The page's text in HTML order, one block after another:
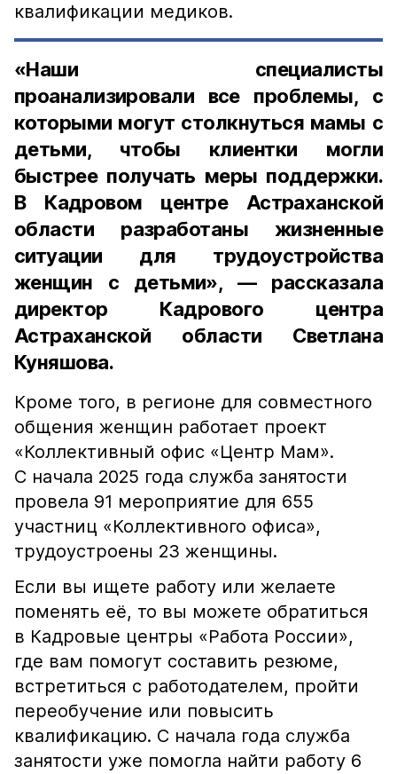
квалификации медиков.
«Наши специалисты
проанализировали все проблемы, с
которыми могут столкнуться мамы с
детьми, чтобы клиентки могли
быстрее получать меры поддержки.
В Кадровом центре Астраханской
области разработаны жизненные
ситуации для трудоустройства
женщин с детьми», — рассказала
директор Кадрового центра
Астраханской области Светлана
Куняшова.
Кроме того, в регионе для совместного
общения женщин работает проект
«Коллективный офис «Центр Мам».
С начала 2025 года служба занятости
провела 91 мероприятие для 655
участниц «Коллективного офиса»,
трудоустроены 23 женщины.
Если вы ищете работу или желаете
поменять её, то вы можете обратиться
в Кадровые центры «Работа России»,
где вам помогут составить резюме,
встретиться с работодателем, пройти
переобучение или повысить
квалификацию. С начала года служба
занятости уже помогла найти работу 6